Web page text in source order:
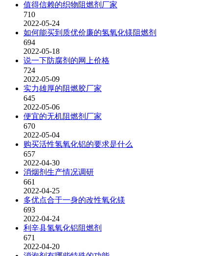
值得信赖的织物阻燃剂厂家
710
2022-05-24
如何能买到质优价廉的氢氧化镁阻燃剂
694
2022-05-18
说一下防腐剂的网上价格
724
2022-05-09
实力雄厚的阻燃胶厂家
645
2022-05-06
便宜的无机阻燃剂厂家
670
2022-05-04
购买活性氢氧化铝的要求是什么
657
2022-04-30
消烟剂生产情况调研
661
2022-04-25
多优点合于一身的改性氧化镁
693
2022-04-24
利辛县氢氧化铝阻燃剂
671
2022-04-20